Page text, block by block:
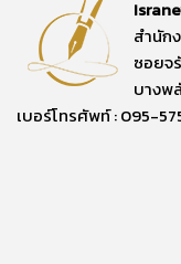
สำนัก
ซอยจ
บางพ
เบอร์โทรศัพท์ : 095-